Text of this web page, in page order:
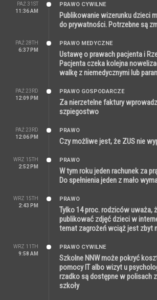
PAŹ 31ST
11:36 AM
PRAWO CYWILNE
Publikowanie wizerunku dzieci
do prywatności. Potrzebne są
PAŹ 28TH
6:37 PM
PRAWO MEDYCZNE
Ustawę o prawach pacjenta i
Pacjenta czeka kolejna
walkę z niemedycznymi lub
PAŹ 23RD
12:09 PM
PRAWO GOSPODARCZE
Za nierzetelne faktury
szpiegostwo
PAŹ 23RD
12:06 PM
PRAWO
Czy możliwe jest, że ZUS nie
WRZ 15TH
2:52 PM
PRAWO
W tym roku jeden rachunek za
Do spełnienia jeden z mało
WRZ 15TH
2:43 PM
PRAWO
Tylko 14 proc. rodziców uważa,
publikować zdjęć dzieci w
temat zagrożeń wciąż jest zbyt
WRZ 11TH
9:58 AM
PRAWO CYWILNE
Szkolne NNW może pokryć
pomocy IT albo wizyt u
rzadko są dostępne w polisach
szkoły